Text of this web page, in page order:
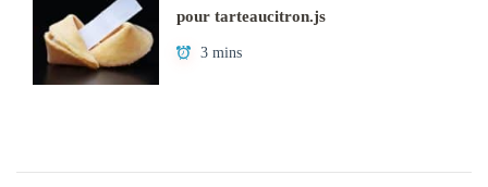
pour tarteaucitron.js
3 mins